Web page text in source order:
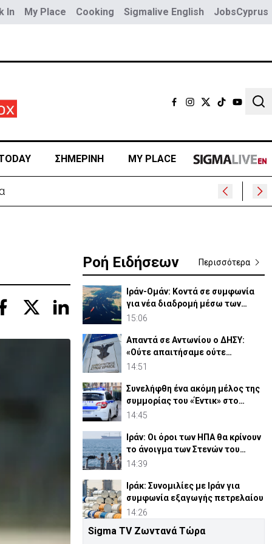
In My Place Cooking Sigmalive English JobsCyprus
ΣΗΜΕΡΙΝΗ MY PLACE
Ροή Ειδήσεων Περισσότερα
Ιράν-Ομάν: Κοντά σε συμφωνία
για νέα διαδρομή μέσω των
Στενών του Ορμούζ
15:06
Απαντά σε Αντωνίου ο ΔΗΣΥ:
«Ούτε απαιτήσαμε ούτε
διεκδικήσαμε διορισμούς»
14:51
Συνελήφθη ένα ακόμη μέλος της
συμμορίας του «Έντικ» στο
Παλαιό Φάληρο
14:45
Ιράν: Οι όροι των ΗΠΑ θα κρίνουν
το άνοιγμα των Στενών του
Ορμούζ
14:39
Ιράκ: Συνομιλίες με Ιράν για
συμφωνία εξαγωγής πετρελαίου
14:26
ΕΔΕΚ: Επικυρώθηκαν 4
Sigma TV Ζωντανά Τώρα